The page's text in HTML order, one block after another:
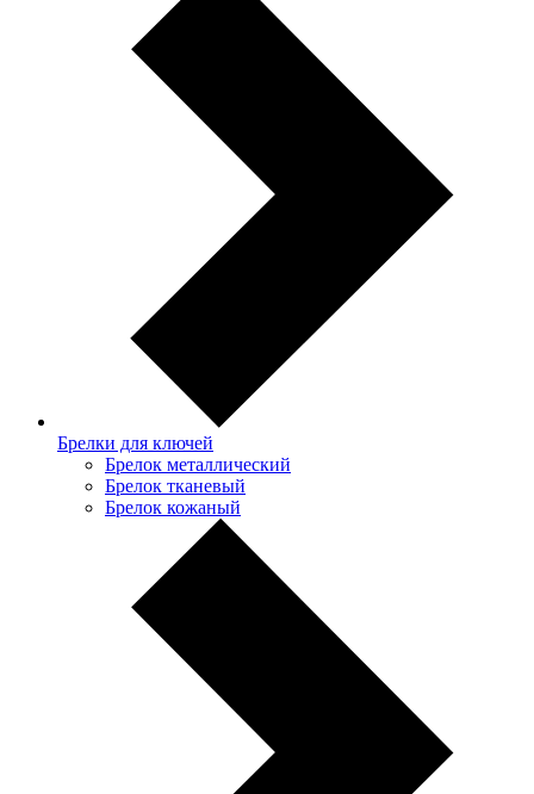
Брелки для ключей
Брелок металлический
Брелок тканевый
Брелок кожаный